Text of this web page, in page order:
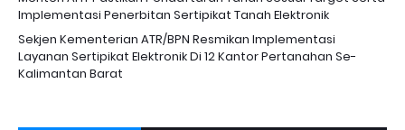
Implementasi Penerbitan Sertipikat Tanah Elektronik
Sekjen Kementerian ATR/BPN Resmikan Implementasi
Layanan Sertipikat Elektronik Di 12 Kantor Pertanahan Se-
Kalimantan Barat